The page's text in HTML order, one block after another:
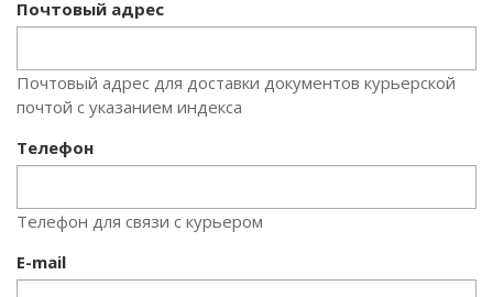
Почтовый адрес
Почтовый адрес для доставки документов курьерской
почтой с указанием индекса
Телефон
Телефон для связи с курьером
E-mail